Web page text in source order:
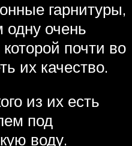
гарнитуры,
одну очень
почти во
их качество.
из их есть
под
воду.